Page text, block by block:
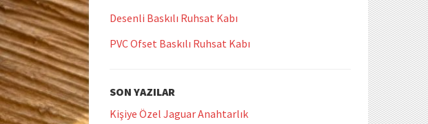
Desenli Baskılı Ruhsat Kabı
PVC Ofset Baskılı Ruhsat Kabı
SON YAZILAR
Kişiye Özel Jaguar Anahtarlık